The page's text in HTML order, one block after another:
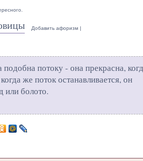
Добавить афоризм |
потоку - она прекрасна,
же поток останавливается, он
или болото.